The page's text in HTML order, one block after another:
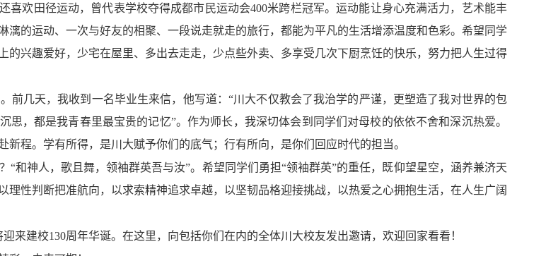
喜欢田径运动，曾代表学校夺得成都市民运动会400米跨栏冠军。运动能让身心充满活力，艺术能丰
的运动、一次与好友的相聚、一段说走就走的旅行，都能为平凡的生活增添温度和色彩。希望同学
兴趣爱好，少宅在屋里、多出去走走，少点些外卖、多享受几次下厨烹饪的快乐，努力把人生过得
前几天，我收到一名毕业生来信，他写道：“川大不仅教会了我治学的严谨，更塑造了我对世界的包
，都是我青春里最宝贵的记忆”。作为师长，我深切体会到同学们对母校的依依不舍和深沉热爱。
程。学有所得，是川大赋予你们的底气；行有所向，是你们回应时代的担当。
和神人，歌且舞，领袖群英吾与汝”。希望同学们勇担“领袖群英”的重任，既仰望星空，涵养兼济天
性判断把准航向，以求索精神追求卓越，以坚韧品格迎接挑战，以热爱之心拥抱生活，在人生广阔
来建校130周年华诞。在这里，向包括你们在内的全体川大校友发出邀请，欢迎回家看看！